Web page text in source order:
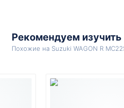
Рекомендуем изучить
Похожие на Suzuki WAGON R